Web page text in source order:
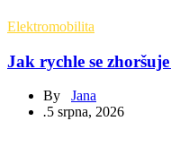
Elektromobilita
Jak rychle se
By Jana
.5 srpna, 2026